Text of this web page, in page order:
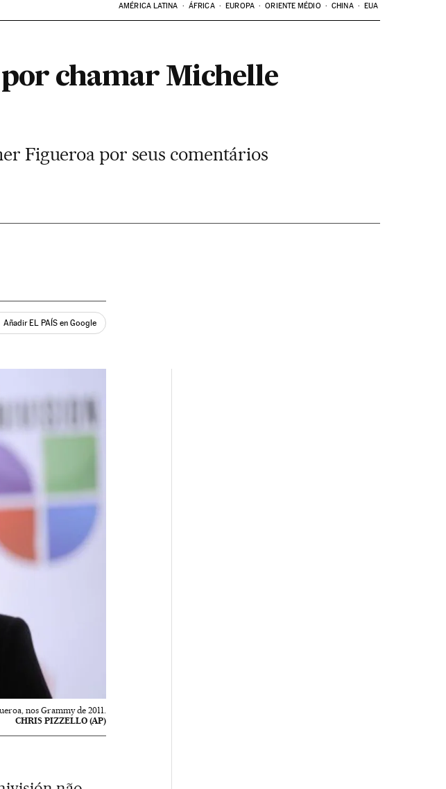
AMÉRICA LATINA ÁFRICA EUROPA ORIENTE MÉDIO CHINA EUA
chamar Michelle
Figueroa por seus comentários
Añadir EL PAÍS en Google
nos Grammy de 2011.
CHRIS PIZZELLO (AP)